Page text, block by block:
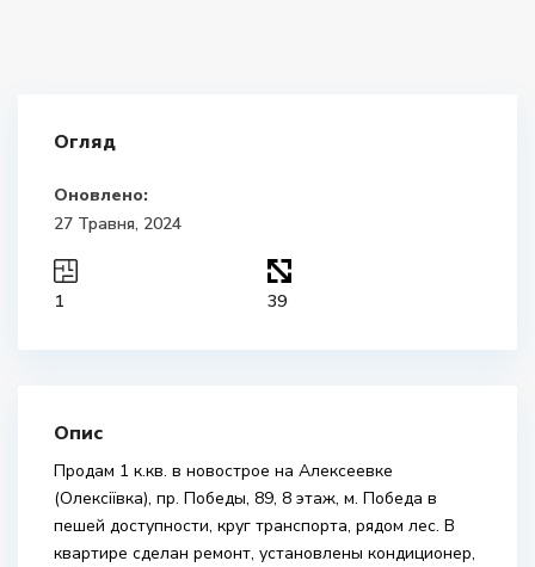
Огляд
Оновлено:
27 Травня, 2024
1 39
Опис
Продам 1 к.кв. в новострое на Алексеевке
(Олексіївка), пр. Победы, 89, 8 этаж, м. Победа в
пешей доступности, круг транспорта, рядом лес. В
квартире сделан ремонт, установлены кондиционер,